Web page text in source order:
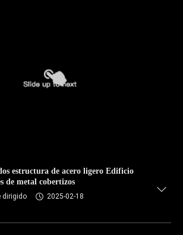
estructura de acero ligero Edificio
de metal cobertizos
dirigido
2025-02-18